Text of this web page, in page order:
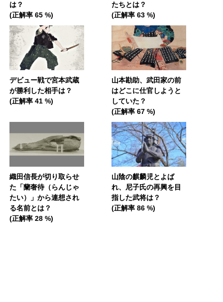
は？
(正解率 65 %)
たちとは？
(正解率 63 %)
デビュー戦で宮本武蔵
が勝利した相手は？
(正解率 41 %)
山本勘助、武田家の前
はどこに仕官しようと
していた？
(正解率 67 %)
織田信長が切り取らせ
た「蘭奢待（らんじゃ
たい）」から連想され
る名前とは？
(正解率 28 %)
山陰の麒麟児とよば
れ、尼子氏の再興を目
指した武将は？
(正解率 86 %)